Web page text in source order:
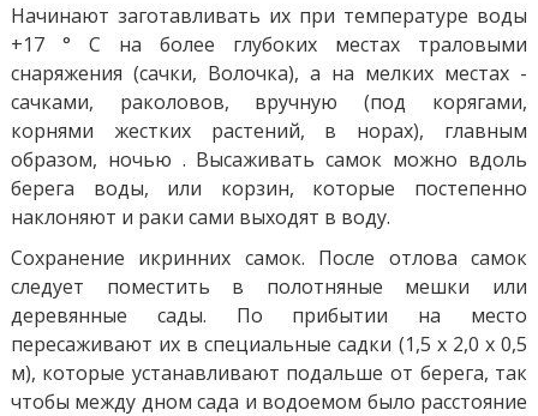
Начинают заготавливать их при температуре воды
+17 ° С на более глубоких местах траловыми
снаряжения (сачки, Волочка), а на мелких местах -
сачками, раколовов, вручную (под корягами,
корнями жестких растений, в норах), главным
образом, ночью . Высаживать самок можно вдоль
берега воды, или корзин, которые постепенно
наклоняют и раки сами выходят в воду.
Сохранение икринних самок. После отлова самок
следует поместить в полотняные мешки или
деревянные сады. По прибытии на место
пересаживают их в специальные садки (1,5 х 2,0 х 0,5
м), которые устанавливают подальше от берега, так
чтобы между дном сада и водоемом было расстояние